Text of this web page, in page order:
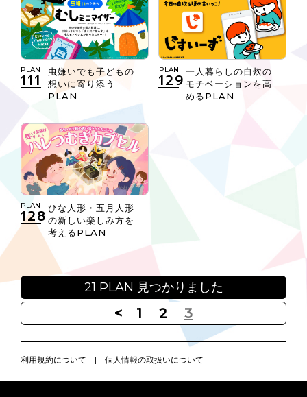
PLAN
111
虫嫌いでも子どもの
想いに寄り添う
PLAN
PLAN
129 一人暮らしの自炊の
モチベーションを高
めるPLAN
PLAN
128 ひな人形・五月人形
の新しい楽しみ方を
考えるPLAN
21 PLAN 見つかりました
< 1 2 3
利用規約について | 個人情報の取扱いについて